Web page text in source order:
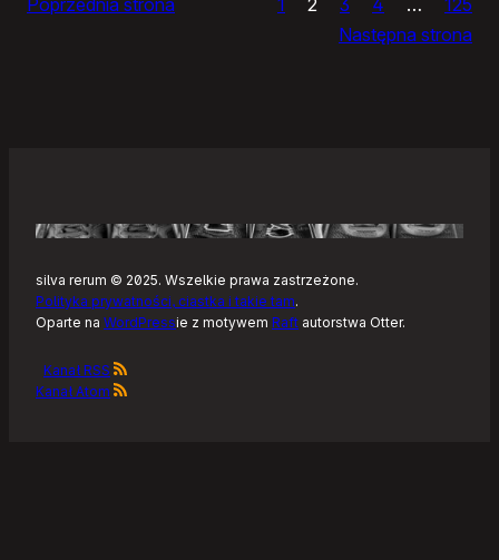
Następna strona
silva rerum © 2025. Wszelkie prawa zastrzeżone.
Polityka prywatności, ciastka i takie tam.
Oparte na WordPressie z motywem Raft autorstwa Otter.
Kanał RSS
Kanał Atom